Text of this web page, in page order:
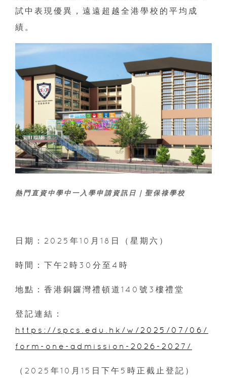
試中表現優異，遠遠超越全港學校的平均成
績。
熱門直資中學中一入學申請資訊日｜聖保祿學校
日期：2025年10月18日（星期六）
時間：下午2時30分至4時
地點：香港銅鑼灣禮頓道140號3樓禮堂
登記連結：
https://spcs.edu.hk/w/2025/07/06/
form-one-admission-2026-2027/
（2025年10月15日下午5時正截止登記）